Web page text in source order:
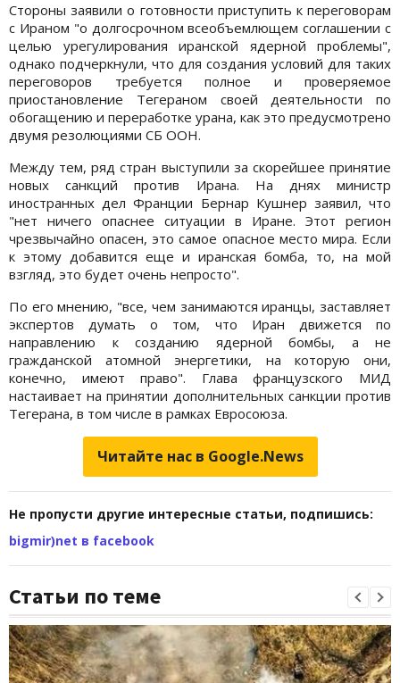
Стороны заявили о готовности приступить к переговорам
с Ираном "о долгосрочном всеобъемлющем соглашении с
целью урегулирования иранской ядерной проблемы",
однако подчеркнули, что для создания условий для таких
переговоров требуется полное и проверяемое
приостановление Тегераном своей деятельности по
обогащению и переработке урана, как это предусмотрено
двумя резолюциями СБ ООН.
Между тем, ряд стран выступили за скорейшее принятие
новых санкций против Ирана. На днях министр
иностранных дел Франции Бернар Кушнер заявил, что
"нет ничего опаснее ситуации в Иране. Этот регион
чрезвычайно опасен, это самое опасное место мира. Если
к этому добавится еще и иранская бомба, то, на мой
взгляд, это будет очень непросто".
По его мнению, "все, чем занимаются иранцы, заставляет
экспертов думать о том, что Иран движется по
направлению к созданию ядерной бомбы, а не
гражданской атомной энергетики, на которую они,
конечно, имеют право". Глава французского МИД
настаивает на принятии дополнительных санкции против
Тегерана, в том числе в рамках Евросоюза.
Читайте нас в Google.News
Не пропусти другие интересные статьи, подпишись:
bigmir)net в facebook
Статьи по теме